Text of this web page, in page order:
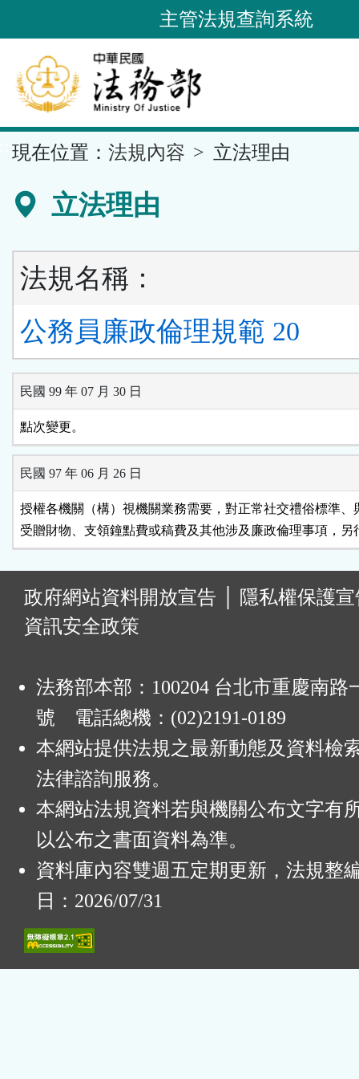
到
要
內
容
區
主管法規查詢系統
現在位置： 法規內容 立法理由
立法理由
法規名稱：
公務員廉政倫理規範 20
民國 99 年 07 月 30 日
點次變更。
民國 97 年 06 月 26 日
授權各機關（構）視機關業務需要，對正常社交禮俗標準、
受贈財物、支領鐘點費或稿費及其他涉及廉政倫理事項，另
政府網站資料開放宣告
隱私權保護
資訊安全政策
法務部本部：100204 台北市重慶南路
號 電話總機：(02)2191-0189
本網站提供法規之最新動態及資料檢
法律諮詢服務。
本網站法規資料若與機關公布文字有
以公布之書面資料為準。
資料庫內容雙週五定期更新，法規整
日：2026/07/31